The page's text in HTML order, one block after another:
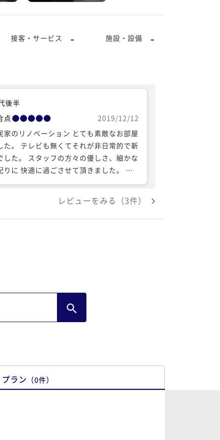
接客・サービス - 施設・設備 -
後半
点
2019/12/12
家のリノベーション とても素敵なお部屋
た。 テレビも無くてそれが非日常的で新
した。 スタッフの方々の優しさ、細かな
りに 快適に過ごさせて頂きました。 あ
とうございました。 二人には広すぎて今
寂しすぎましたが 次回は4人くらいで行
いと思います。 この度はお世話になりま
レビューをみる（3件）
プラン （0件）